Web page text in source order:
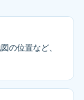
の位置など、